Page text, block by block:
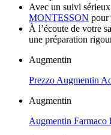
Avec un suivi
MONTESSON pour
À l’écoute de votre
une préparation
Augmentin
Prezzo Augmentin
Augmentin
Augmentin Farmaco